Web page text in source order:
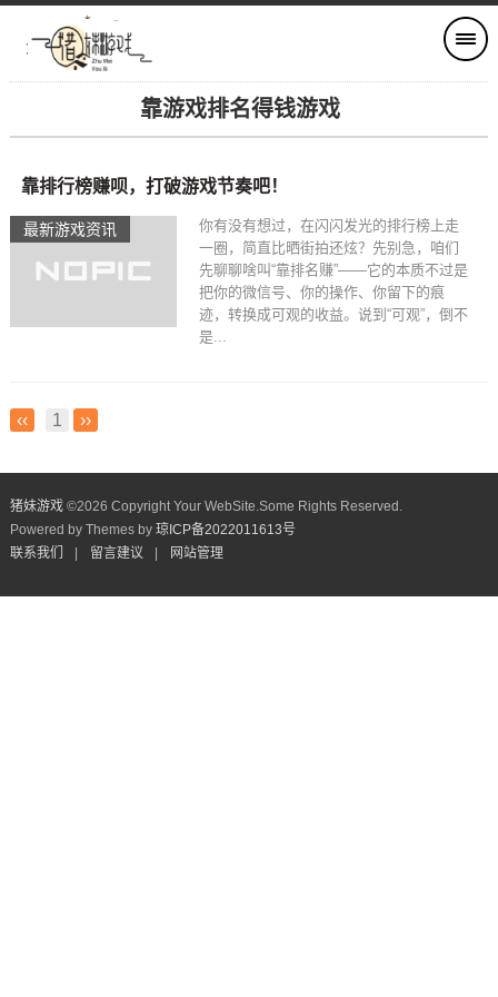
靠游戏排名得钱游戏
最新游戏资讯
靠排行榜赚呗，打破游戏节奏吧！
你有没有想过，在闪闪发光的排行榜上走
一圈，简直比晒街拍还炫？先别急，咱们
先聊聊啥叫“靠排名赚”——它的本质不过是
把你的微信号、你的操作、你留下的痕
迹，转换成可观的收益。说到“可观”，倒不
是...
‹‹ 1 ››
猪妹游戏©2026 Copyright Your WebSite.Some Rights Reserved.
Powered by Themes by 琼ICP备2022011613号
联系我们
留言建议 网站管理